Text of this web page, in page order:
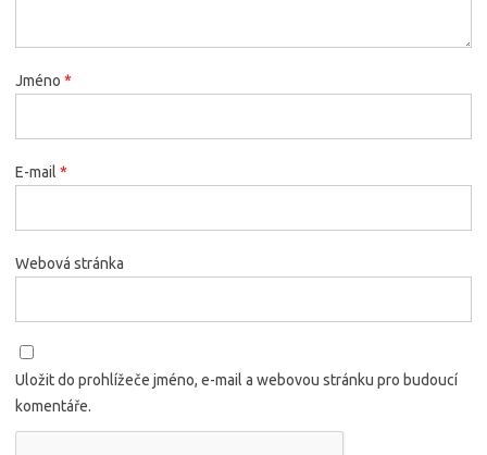
Jméno *
E-mail *
Webová stránka
Uložit do prohlížeče jméno, e-mail a webovou stránku pro budoucí
komentáře.